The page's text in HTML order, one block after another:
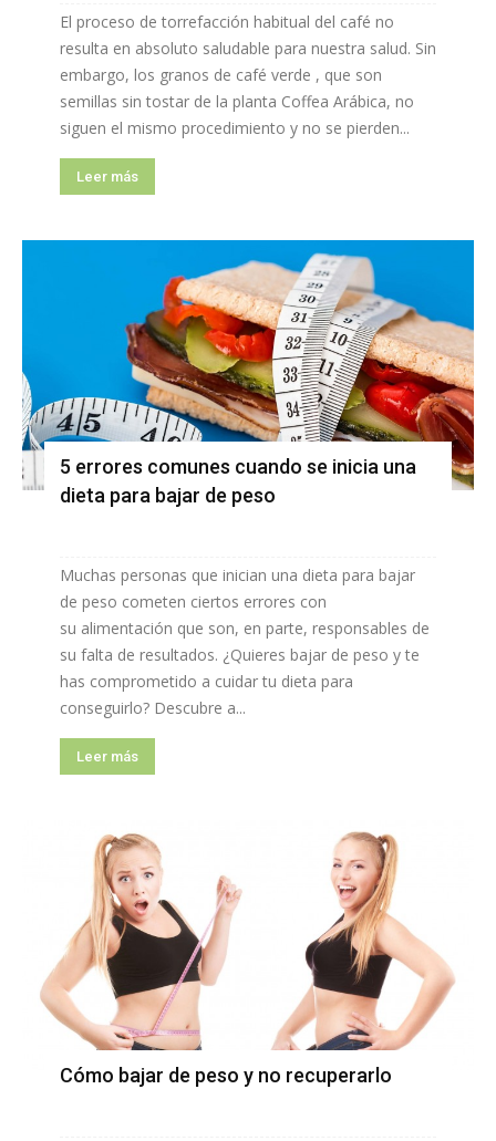
El proceso de torrefacción habitual del café no
resulta en absoluto saludable para nuestra salud. Sin
embargo, los granos de café verde , que son
semillas sin tostar de la planta Coffea Arábica, no
siguen el mismo procedimiento y no se pierden...
Leer más
5 errores comunes cuando se inicia una
dieta para bajar de peso
Muchas personas que inician una dieta para bajar
de peso cometen ciertos errores con
su alimentación que son, en parte, responsables de
su falta de resultados. ¿Quieres bajar de peso y te
has comprometido a cuidar tu dieta para
conseguirlo? Descubre a...
Leer más
Cómo bajar de peso y no recuperarlo